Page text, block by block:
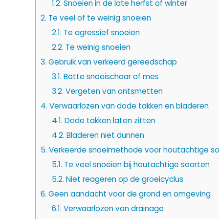
1.2. Snoeien in de late herfst of winter
2. Te veel of te weinig snoeien
2.1. Te agressief snoeien
2.2. Te weinig snoeien
3. Gebruik van verkeerd gereedschap
3.1. Botte snoeischaar of mes
3.2. Vergeten van ontsmetten
4. Verwaarlozen van dode takken en bladeren
4.1. Dode takken laten zitten
4.2. Bladeren niet dunnen
5. Verkeerde snoeimethode voor houtachtige
5.1. Te veel snoeien bij houtachtige soorten
5.2. Niet reageren op de groeicyclus
6. Geen aandacht voor de grond en omgeving
6.1. Verwaarlozen van drainage